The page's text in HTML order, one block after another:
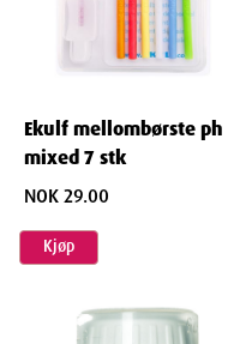
Ekulf mellombørste ph
mixed 7 stk
NOK 29.00
Kjøp